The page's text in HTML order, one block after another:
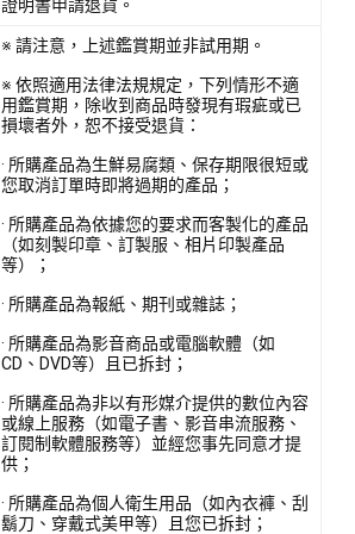
證明書申請退貨。
※ 請注意，上述鑑賞期並非試用期。
※ 依照適用法律法規規定，下列情形不適
用鑑賞期，除收到商品時發現有瑕疵或已
損壞者外，恕不接受退貨：
· 所購產品為生鮮易腐類、保存期限很短或
您取消訂單時即將過期的產品；
· 所購產品為依據您的要求而客製化的產品
（如刻製印章、訂製服、相片印製產品
等）；
· 所購產品為報紙、期刊或雜誌；
· 所購產品為影音商品或電腦軟體（如
CD、DVD等）且已拆封；
· 所購產品為非以有形媒介提供的數位內容
或線上服務（如電子書、影音串流服務、
訂閱制軟體服務等）並經您事先同意才提
供；
· 所購產品為個人衛生用品（如內衣褲、刮
鬍刀、穿戴式美甲等）且您已拆封；